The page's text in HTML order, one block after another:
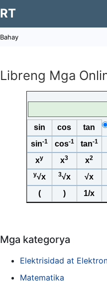
RT
Bahay
Libreng Mga
sin cos tan
sin-1 cos-1 tan-1
xy x3 x2
y√x 3√x √x
(
) 1/x
Mga kategorya
Elektrisidad at
Matematika